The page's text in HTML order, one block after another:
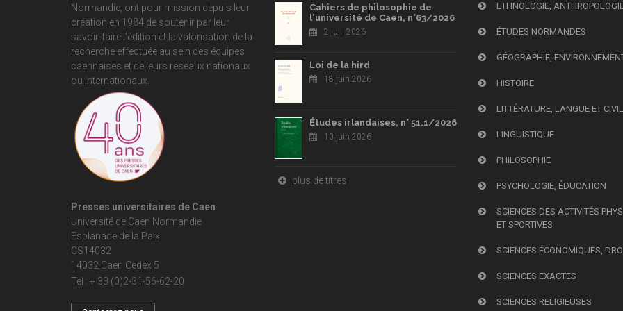
Normandie , ont pour mission depuis leur
création en 1984 de soutenir par leur
savoir-faire l'édition et la valorisation de la
recherche effectuée au sein des équipes
caennaises et de leurs réseaux nationaux
ou internationaux.
Presses universitaires de Caen
Université de Caen Normandie
Esplanade de la Paix
CS14032
14032 Caen Cedex 5
Tel : + 33 (0)2-31-56-62-20
Cahiers de philosophie de
l'université de Caen, n°63/2026
2 juil. 2026
Loi de la hird
18 juin 2026
Études irlandaises, n° 51.1/2026
10 juin 2026
plus de titres
ETHNOLOGIE,
ÉTUDES NORMANDES
GÉOGRAPHIE,
HISTOIRE
LITTÉRATURE, LANGUE ET
LINGUISTIQUE
PHILOSOPHIE
PSYCHOLOGIE, ÉDUCATION
SCIENCES DES ACTIVITÉS
ET SPORTIVES
SCIENCES ÉCONOMIQUES,
SCIENCES EXACTES
SCIENCES RELIGIEUSES